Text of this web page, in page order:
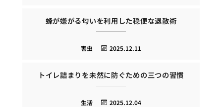
蜂が嫌がる匂いを利用した穏便な退散術
2025.12.11
害虫
トイレ詰まりを未然に防ぐための三つの習慣
2025.12.04
生活